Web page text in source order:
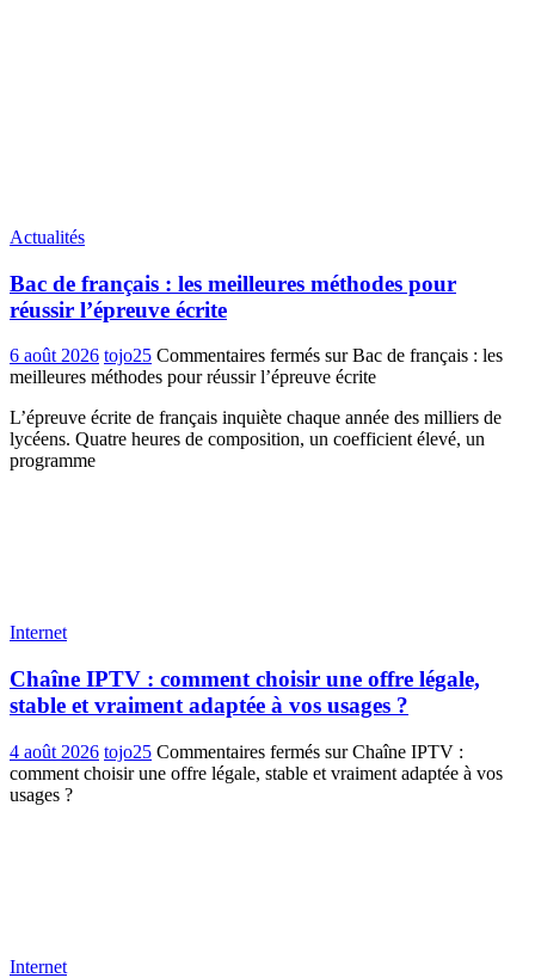
Actualités
Bac de français : les meilleures méthodes pour
réussir l’épreuve écrite
6 août 2026 tojo25 Commentaires fermés sur Bac de français : les
meilleures méthodes pour réussir l’épreuve écrite
L’épreuve écrite de français inquiète chaque année des milliers de
lycéens. Quatre heures de composition, un coefficient élevé, un
programme
Internet
Chaîne IPTV : comment choisir une offre légale,
stable et vraiment adaptée à vos usages ?
4 août 2026 tojo25 Commentaires fermés sur Chaîne IPTV :
comment choisir une offre légale, stable et vraiment adaptée à vos
usages ?
Internet